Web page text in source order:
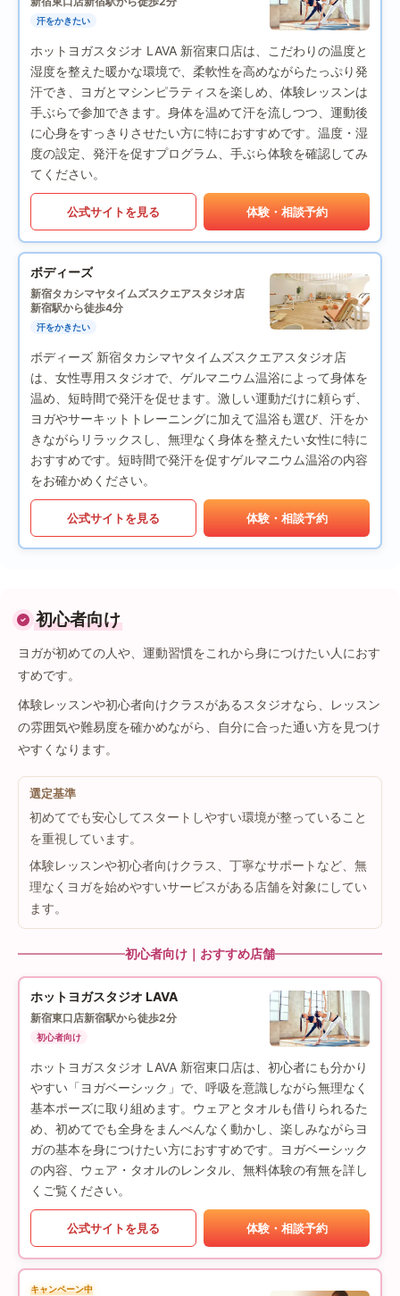
汗をかきたい
ホットヨガスタジオ LAVA 新宿東口店は、こだわりの温度と
湿度を整えた暖かな環境で、柔軟性を高めながらたっぷり発
汗でき、ヨガとマシンピラティスを楽しめ、体験レッスンは
手ぶらで参加できます。身体を温めて汗を流しつつ、運動後
に心身をすっきりさせたい方に特におすすめです。温度・湿
度の設定、発汗を促すプログラム、手ぶら体験を確認してみ
てください。
公式サイトを見る 体験・相談予約
ボディーズ
新宿タカシマヤタイムズスクエアスタジオ店
新宿駅から徒歩4分
汗をかきたい
ボディーズ 新宿タカシマヤタイムズスクエアスタジオ店
は、女性専用スタジオで、ゲルマニウム温浴によって身体を
温め、短時間で発汗を促せます。激しい運動だけに頼らず、
ヨガやサーキットトレーニングに加えて温浴も選び、汗をか
きながらリラックスし、無理なく身体を整えたい女性に特に
おすすめです。短時間で発汗を促すゲルマニウム温浴の内容
をお確かめください。
公式サイトを見る 体験・相談予約
初心者向け
ヨガが初めての人や、運動習慣をこれから身につけたい人におす
すめです。
体験レッスンや初心者向けクラスがあるスタジオなら、レッスン
の雰囲気や難易度を確かめながら、自分に合った通い方を見つけ
やすくなります。
選定基準
初めてでも安心してスタートしやすい環境が整っていること
を重視しています。
体験レッスンや初心者向けクラス、丁寧なサポートなど、無
理なくヨガを始めやすいサービスがある店舗を対象にしてい
ます。
初心者向け｜おすすめ店舗
ホットヨガスタジオ LAVA
新宿東口店新宿駅から徒歩2分
初心者向け
ホットヨガスタジオ LAVA 新宿東口店は、初心者にも分かり
やすい「ヨガベーシック」で、呼吸を意識しながら無理なく
基本ポーズに取り組めます。ウェアとタオルも借りられるた
め、初めてでも全身をまんべんなく動かし、楽しみながらヨ
ガの基本を身につけたい方におすすめです。ヨガベーシック
の内容、ウェア・タオルのレンタル、無料体験の有無を詳し
くご覧ください。
公式サイトを見る 体験・相談予約
キャンペーン中